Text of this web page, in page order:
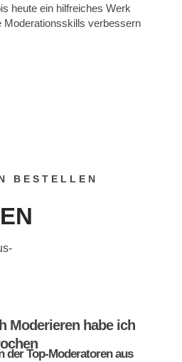
heute ein hilfreiches Werk
Moderationsskills verbessern
BESTELLEN
Moderieren habe ich
der Top-Moderatoren aus